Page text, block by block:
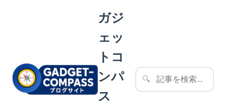
ガジ
ェッ
トコ
ンパ
ス
🔍